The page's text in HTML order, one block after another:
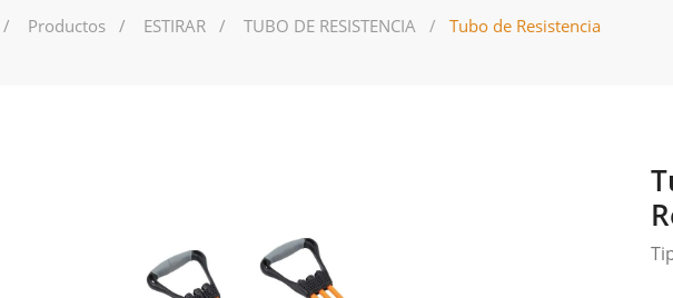
Productos ESTIRAR TUBO DE RESISTENCIA Tubo de Resistencia